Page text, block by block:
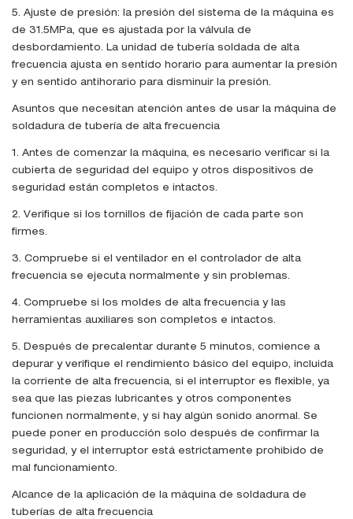
5. Ajuste de presión: la presión del sistema de la máquina es
de 31.5MPa, que es ajustada por la válvula de
desbordamiento. La unidad de tubería soldada de alta
frecuencia ajusta en sentido horario para aumentar la presión
y en sentido antihorario para disminuir la presión.
Asuntos que necesitan atención antes de usar la máquina de
soldadura de tubería de alta frecuencia
1. Antes de comenzar la máquina, es necesario verificar si la
cubierta de seguridad del equipo y otros dispositivos de
seguridad están completos e intactos.
2. Verifique si los tornillos de fijación de cada parte son
firmes.
3. Compruebe si el ventilador en el controlador de alta
frecuencia se ejecuta normalmente y sin problemas.
4. Compruebe si los moldes de alta frecuencia y las
herramientas auxiliares son completos e intactos.
5. Después de precalentar durante 5 minutos, comience a
depurar y verifique el rendimiento básico del equipo, incluida
la corriente de alta frecuencia, si el interruptor es flexible, ya
sea que las piezas lubricantes y otros componentes
funcionen normalmente, y si hay algún sonido anormal. Se
puede poner en producción solo después de confirmar la
seguridad, y el interruptor está estrictamente prohibido de
mal funcionamiento.
Alcance de la aplicación de la máquina de soldadura de
tuberías de alta frecuencia